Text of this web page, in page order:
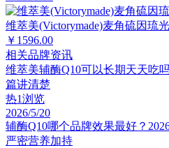
维萃美(Victorymade)麦角硫因琉
￥1596.00
相关品牌资讯
维萃美辅酶Q10可以长期天天吃
篇讲清楚
热1浏览
2026/5/20
辅酶Q10哪个品牌效果最好？
严密营养加持